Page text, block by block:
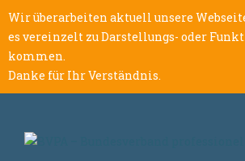
Wir überarbeiten aktuell unsere
es vereinzelt zu Darstellungs- oder
kommen.
Danke für Ihr Verständnis.